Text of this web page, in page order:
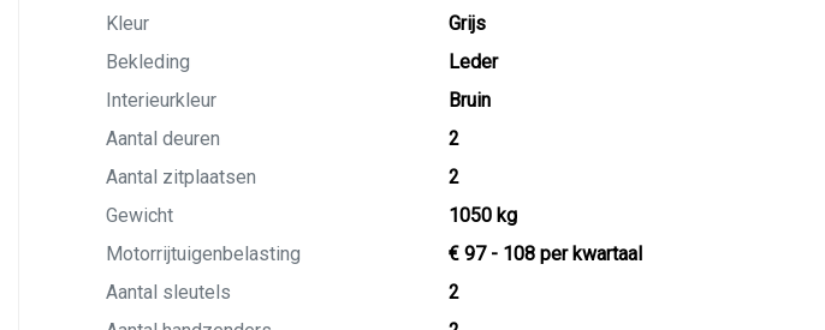
Kleur
Grijs
Bekleding
Leder
Interieurkleur
Bruin
Aantal deuren
2
Aantal zitplaatsen
2
Gewicht
1050 kg
Motorrijtuigenbelasting
€ 97 - 108 per kwartaal
Aantal sleutels
2